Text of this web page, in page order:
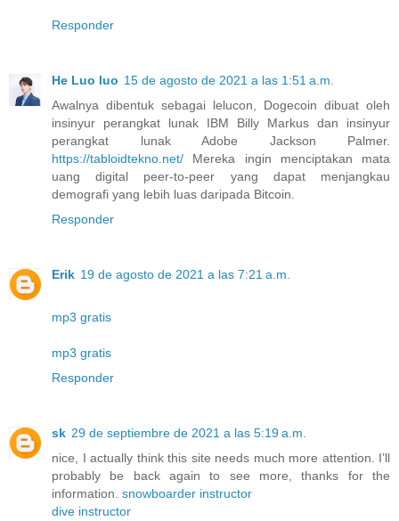
Responder
He Luo luo 15 de agosto de 2021 a las 1:51 a.m.
Awalnya dibentuk sebagai lelucon, Dogecoin dibuat oleh
insinyur perangkat lunak IBM Billy Markus dan insinyur
perangkat lunak Adobe Jackson Palmer.
https://tabloidtekno.net/ Mereka ingin menciptakan mata
uang digital peer-to-peer yang dapat menjangkau
demografi yang lebih luas daripada Bitcoin.
Responder
Erik 19 de agosto de 2021 a las 7:21 a.m.
mp3 gratis
mp3 gratis
Responder
sk 29 de septiembre de 2021 a las 5:19 a.m.
nice, I actually think this site needs much more attention. I’ll
probably be back again to see more, thanks for the
information. snowboarder instructor
dive instructor